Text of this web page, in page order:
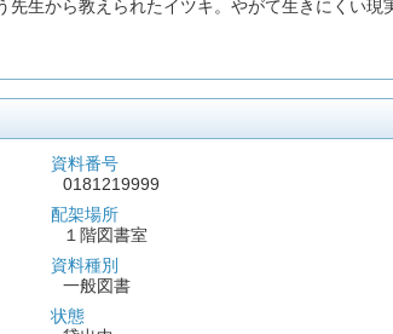
生から教えられたイツキ。やがて生きにくい
資料番号
0181219999
配架場所
１階図書室
資料種別
一般図書
状態